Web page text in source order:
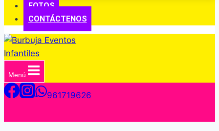
FOTOS
CONTÁCTENOS
Menú
961719626